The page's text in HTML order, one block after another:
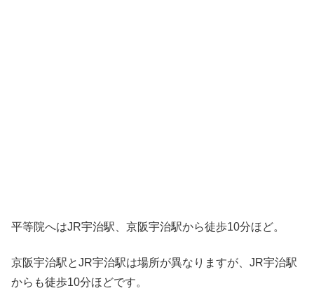
平等院へはJR宇治駅、京阪宇治駅から徒歩10分ほど。
京阪宇治駅とJR宇治駅は場所が異なりますが、JR宇治駅
からも徒歩10分ほどです。